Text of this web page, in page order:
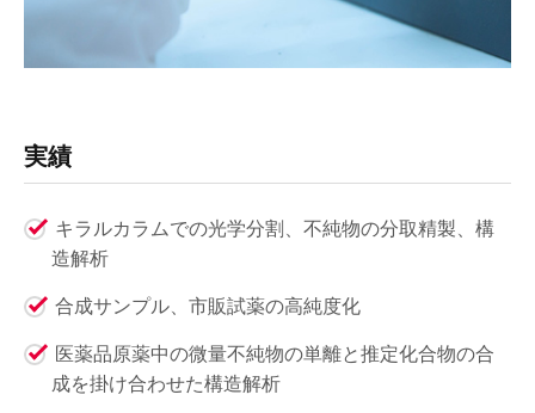
実績
キラルカラムでの光学分割、不純物の分取精製、構
造解析
合成サンプル、市販試薬の高純度化
医薬品原薬中の微量不純物の単離と推定化合物の合
成を掛け合わせた構造解析